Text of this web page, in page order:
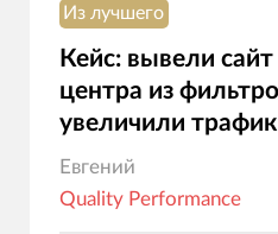
Из лучшего
Кейс: вывели
центра из
увеличили трафик
Евгений
Quality Performance